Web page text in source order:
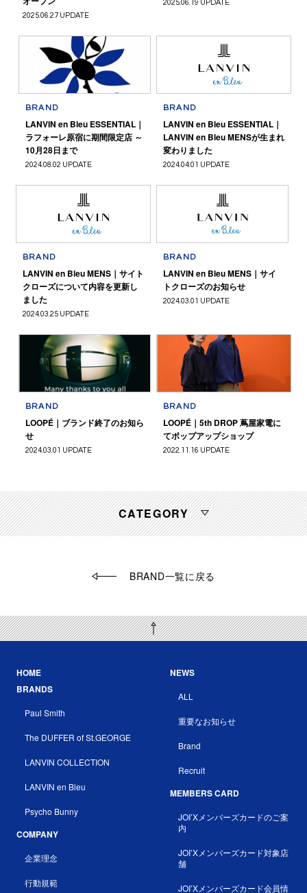
2025.06.27 UPDATE
2025.06.19 UPDATE
BRAND
LANVIN en Bleu ESSENTIAL｜
ラフォーレ原宿に期間限定店 ～
10月28日まで
2024.08.02 UPDATE
BRAND
LANVIN en Bleu ESSENTIAL｜
LANVIN en Bleu MENSが生まれ
変わりました
2024.04.01 UPDATE
BRAND
LANVIN en Bleu MENS｜サイト
クローズについて内容を更新し
ました
2024.03.25 UPDATE
BRAND
LANVIN en Bleu MENS｜サイ
トクローズのお知らせ
2024.03.01 UPDATE
BRAND
LOOPÉ｜ブランド終了のお知ら
せ
2024.03.01 UPDATE
BRAND
LOOPÉ｜5th DROP 蔦屋家電に
てポップアップショップ
2022.11.16 UPDATE
CATEGORY
BRAND一覧に戻る
HOME
BRANDS
Paul Smith
The DUFFER of St.GEORGE
LANVIN COLLECTION
LANVIN en Bleu
Psycho Bunny
COMPANY
企業理念
行動規範
NEWS
ALL
重要なお知らせ
Brand
Recruit
MEMBERS CARD
JOI’Xメンバーズカードのご案
内
JOI’Xメンバーズカード対象店
舗
JOI’Xメンバーズカード会員情